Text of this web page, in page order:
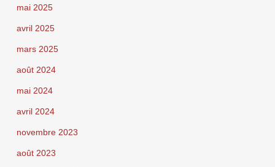
mai 2025
avril 2025
mars 2025
août 2024
mai 2024
avril 2024
novembre 2023
août 2023